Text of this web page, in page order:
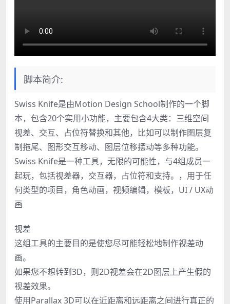
脚本简介:
Swiss Knife是由Motion Design School制作的一个脚
本，包含20个实用小功能，主要包含4大类：三维空间
视差、交互、占位符替换和其他，比如可以制作图层复
制拖尾、图形交互移动、图层位移摆动等多种功能。
Swiss Knife是一种工具，无限的可能性，与4组成员一
起玩，包括视差器，交互器，占位符和支持。，用于任
何类型的项目，角色动画，视频编辑，模板，UI / UX动
画
视差
这组工具的主要目的是使您尽可能轻松地制作视差动
画。
如果您不想转到3D，则2D视差会在2D图层上产生假的
视差效果。
使用Parallax 3D可以在近距离和远距离之间进行真正的